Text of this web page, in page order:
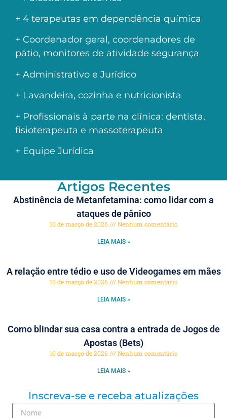
+ 4 terapeutas em dependência química
+ Coordenador geral, coordenadores de
pátio, monitores de atividade segurança
+ Administrativo e Jurídico
+ Lavandeira, cozinha e nutricionista
+ Profissionais à parte na clínica: dentista,
fisioterapeuta e massoterapeuta
+ Equipe Jurídica
Artigos Recentes
Abstinência de Metanfetamina: como lidar com a
ataques de pânico
10 de março de 2026 Nenhum comentário
LEIA MAIS »
A relação entre tédio e uso de Videogames em mães
10 de março de 2026 Nenhum comentário
LEIA MAIS »
Como blindar sua casa contra a entrada de Jogos de
Apostas (Bets)
10 de março de 2026 Nenhum comentário
LEIA MAIS »
Inscreva-se e receba atualizações